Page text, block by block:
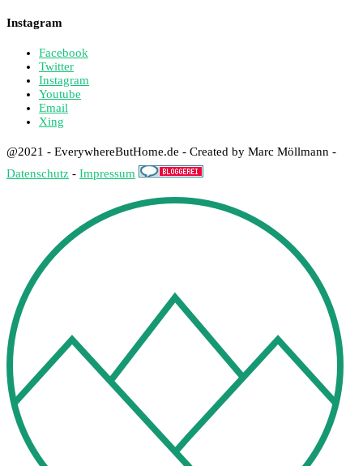
Instagram
Facebook
Twitter
Instagram
Youtube
Email
Xing
@2021 - EverywhereButHome.de - Created by Marc Möllmann -
Datenschutz - Impressum